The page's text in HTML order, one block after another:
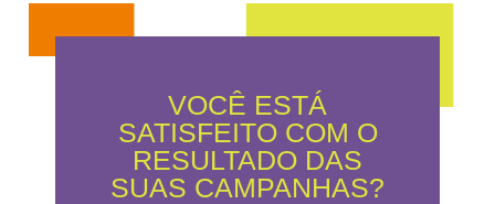
VOCÊ ESTÁ
SATISFEITO COM O
RESULTADO DAS
SUAS CAMPANHAS?